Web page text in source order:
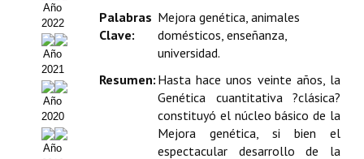
REVISTA ITEA
Presentación ITEA
Equipo Editorial
Leer revista ITEA
Año
2022
Año
2021
Año
2020
Año
Palabras
Clave:
Mejora genética, animales
domésticos, enseñanza,
universidad.
Resumen: Hasta hace unos veinte años, la
Genética cuantitativa ?clásica?
constituyó el núcleo básico de la
Mejora genética, si bien el
espectacular desarrollo de la